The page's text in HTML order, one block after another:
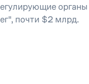
почти $2 млрд.